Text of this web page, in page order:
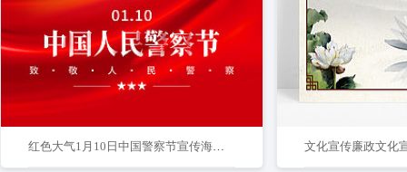
红色大气1月10日中国警察节宣传海报中国人民警察节